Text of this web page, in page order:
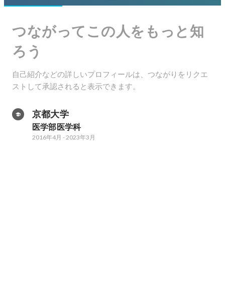
つながってこの人をもっと知
ろう
自己紹介などの詳しいプロフィールは、つながりをリクエ
ストして承認されると表示できます。
京都大学
医学部医学科
2016年4月 -2023年3月